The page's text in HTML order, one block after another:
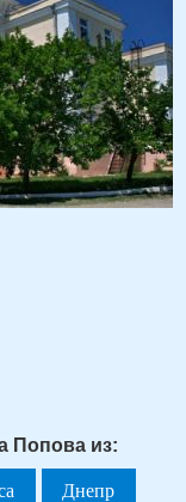
Попова из:
Днепр